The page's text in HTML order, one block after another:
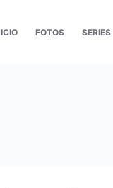
FOTOS SERIES